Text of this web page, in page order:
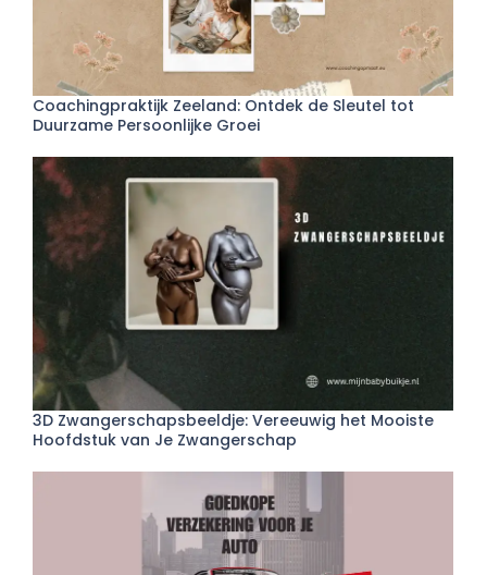
Coachingpraktijk Zeeland: Ontdek de Sleutel tot
Duurzame Persoonlijke Groei
3D Zwangerschapsbeeldje: Vereeuwig het Mooiste
Hoofdstuk van Je Zwangerschap